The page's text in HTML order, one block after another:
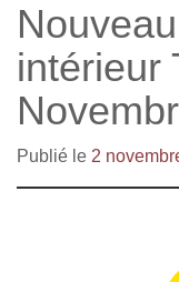
intérieur
Publié le 2